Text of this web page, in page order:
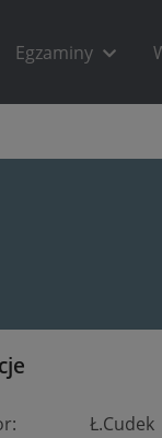
Egzaminy
Ł.Cudek